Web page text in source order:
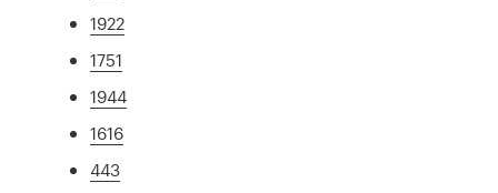
1922
1751
1944
1616
443